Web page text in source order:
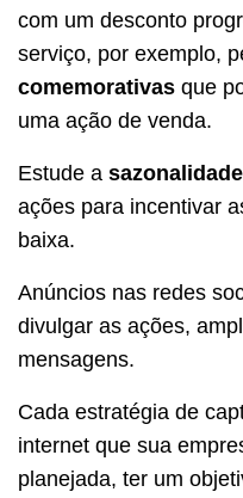
com um desconto
serviço, por exemplo,
comemorativas que
uma ação de venda.
Estude a sazonalidade
ações para incentivar
baixa.
Anúncios nas redes
divulgar as ações,
mensagens.
Cada estratégia de
internet que sua
planejada, ter um